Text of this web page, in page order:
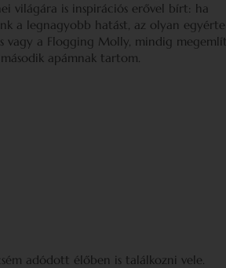
világára is inspirációs erővel bírt: ha
a legnagyobb hatást, az olyan
a Flogging Molly, mindig
apámnak tartom.
adódott élőben is találkozni vele.